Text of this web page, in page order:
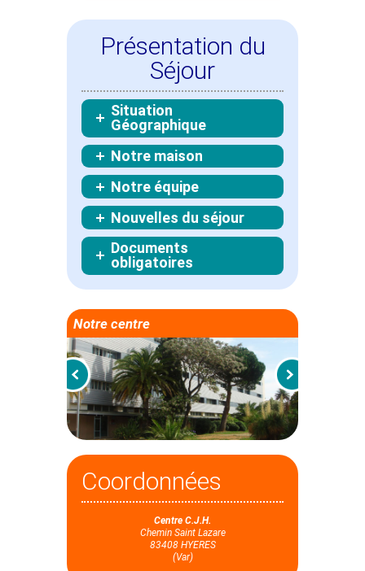
Présentation du
Séjour
Situation
Géographique
Notre maison
Notre équipe
Nouvelles du séjour
Documents
obligatoires
Notre centre
Coordonnées
Centre C.J.H.
Chemin Saint Lazare
83408 HYERES
(Var)